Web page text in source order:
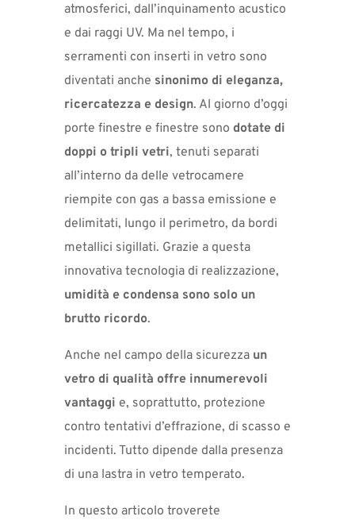
atmosferici, dall’inquinamento acustico
e dai raggi UV. Ma nel tempo, i
serramenti con inserti in vetro sono
diventati anche sinonimo di eleganza,
ricercatezza e design. Al giorno d’oggi
porte finestre e finestre sono dotate di
doppi o tripli vetri, tenuti separati
all’interno da delle vetrocamere
riempite con gas a bassa emissione e
delimitati, lungo il perimetro, da bordi
metallici sigillati. Grazie a questa
innovativa tecnologia di realizzazione,
umidità e condensa sono solo un
brutto ricordo.
Anche nel campo della sicurezza un
vetro di qualità offre innumerevoli
vantaggi e, soprattutto, protezione
contro tentativi d’effrazione, di scasso e
incidenti. Tutto dipende dalla presenza
di una lastra in vetro temperato.
In questo articolo troverete